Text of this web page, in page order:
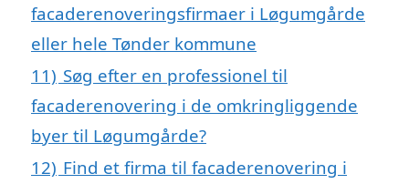
facaderenoveringsfirmaer i Løgumgårde
eller hele Tønder kommune
11) Søg efter en professionel til
facaderenovering i de omkringliggende
byer til Løgumgårde?
12) Find et firma til facaderenovering i